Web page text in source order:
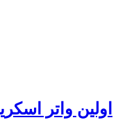
اولين واتر